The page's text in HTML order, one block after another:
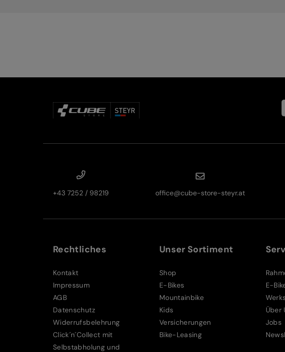
+43 7252 / 98219 office@cube-store-steyr.at
Rechtliches
Kontakt
Impressum
AGB
Datenschutz
Widerrufsbelehrung
Click´n´Collect mit
Selbstabholung und
Unser Sortiment
Shop
E-Bikes
Mountainbike
Kids
Versicherungen
Bike-Leasing
E-
Über
Jobs